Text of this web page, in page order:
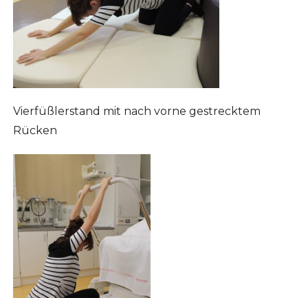
Vierfüßlerstand mit nach vorne gestrecktem
Rücken